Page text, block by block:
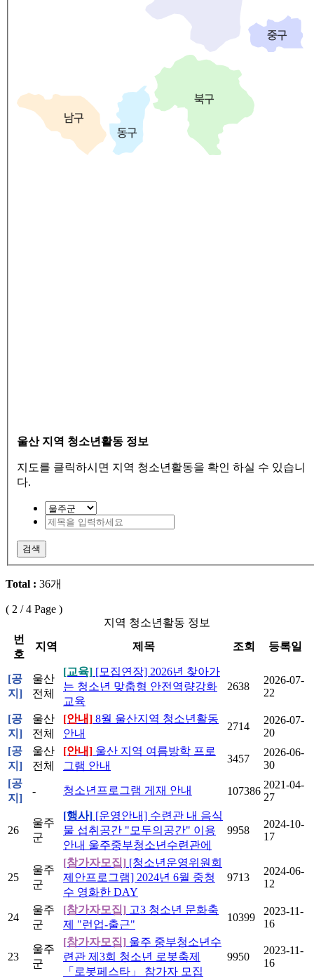
울산 지역 청소년활동 정보
지도를 클릭하시면 지역 청소년활동을 확인 하실 수 있습니
다.
검색
Total : 36개
( 2 / 4 Page )
지역 청소년활동 정보
번
호
지역 제목 조회 등록일
[공
지]
울산
전체
[교육] [모집연장] 2026년 찾아가
는 청소년 맞춤형 안전역량강화
교육
2638
2026-07-
22
[공
지]
울산
전체
[안내] 8월 울산지역 청소년활동
안내
2714
2026-07-
20
[공
지]
울산
전체
[안내] 울산 지역 여름방학 프로
그램 안내
3457
2026-06-
30
[공
지]
- 청소년프로그램 게재 안내 107386
2021-04-
27
26
울주
군
[행사] [운영안내] 수련관 내 음식
물 섭취공간 "모두의공간" 이용
안내 울주중부청소년수련관에
9958
2024-10-
17
25
울주
군
[참가자모집] [청소년운영위원회
제안프로그램] 2024년 6월 중청
수 영화한 DAY
9713
2024-06-
12
24
울주
군
[참가자모집] 고3 청소년 문화축
제 "런업-출근"
10399
2023-11-
16
23
울주
군
[참가자모집] 울주 중부청소년수
련관 제3회 청소년 로봇축제
「로봇페스타」 참가자 모집
9950
2023-11-
16